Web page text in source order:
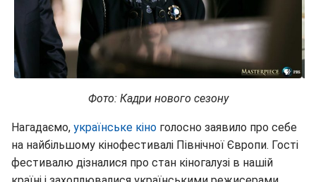
Фото: Кадри нового сезону
Нагадаємо, українське кіно голосно заявило про себе
на найбільшому кінофестивалі Північної Європи. Гості
фестивалю дізналися про стан кіногалузі в нашій